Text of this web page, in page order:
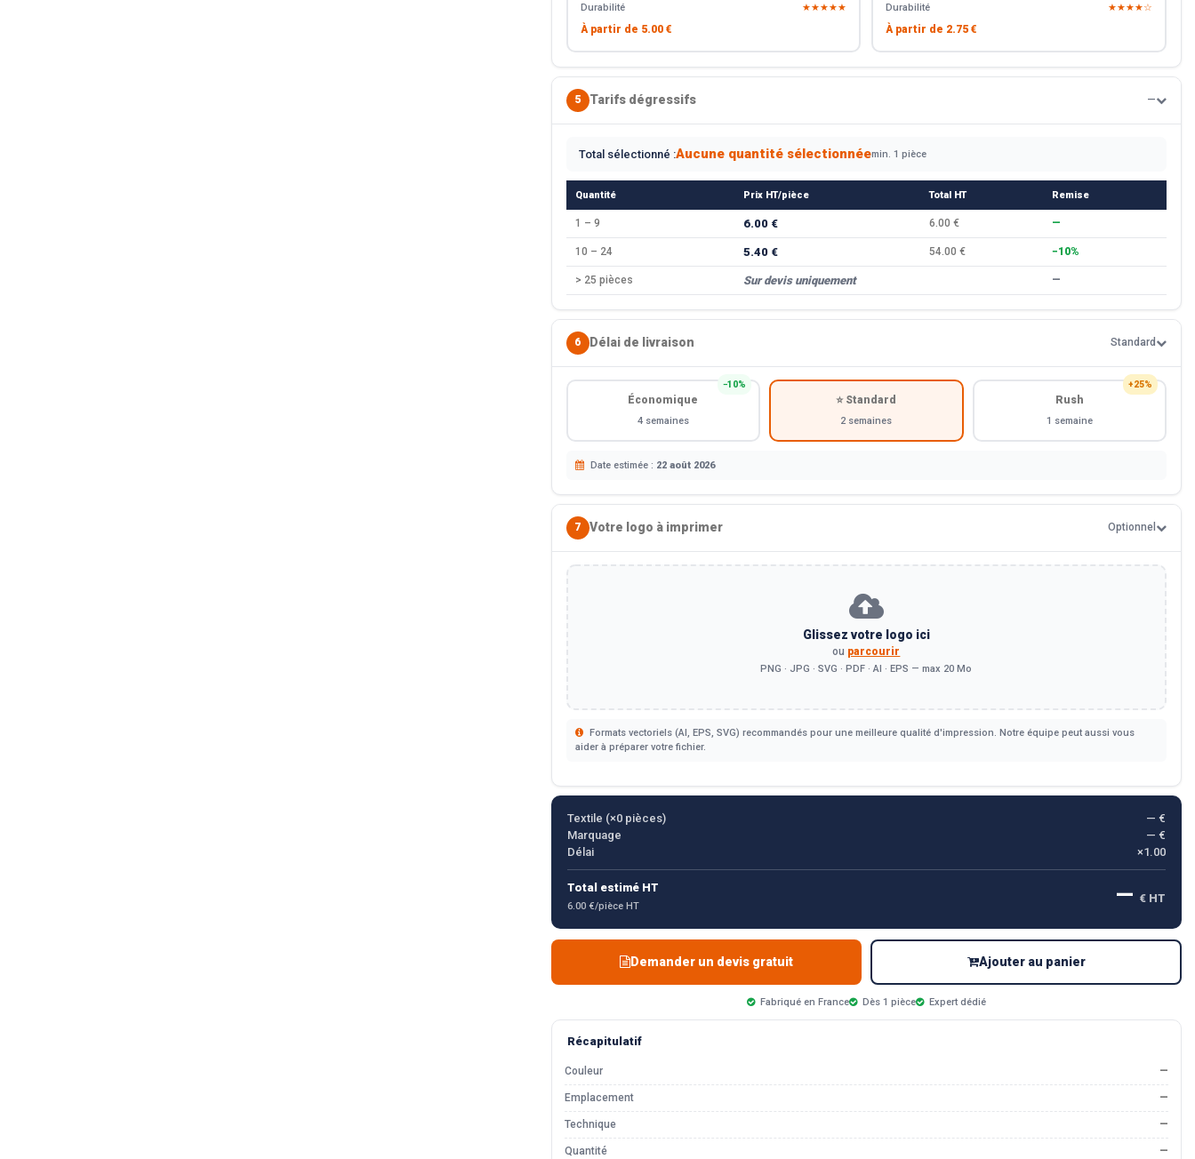
Durabilité
★★★★★
À partir de 5.00 €
Durabilité
★★★★☆
À partir de 2.75 €
5 Tarifs dégressifs —
Total sélectionné :Aucune quantité sélectionnéemin. 1 pièce
Quantité Prix HT/pièce Total HT Remise
1 – 9 6.00 € 6.00 € —
10 – 24 5.40 € 54.00 € −10%
> 25 pièces Sur devis uniquement —
6 Délai de livraison Standard
−10%
Économique
4 semaines
⭐ Standard
2 semaines
+25%
Rush
1 semaine
Date estimée : 22 août 2026
7 Votre logo à imprimer Optionnel
Glissez votre logo ici
ou parcourir
PNG · JPG · SVG · PDF · AI · EPS — max 20 Mo
Formats vectoriels (AI, EPS, SVG) recommandés pour une meilleure qualité d'impression. Notre équipe peut aussi vous
aider à préparer votre fichier.
Textile (×0pièces)
— €
Marquage
— €
Délai
×1.00
Total estimé HT
6.00 €/pièce HT — € HT
Demander un devis gratuit Ajouter au panier
Fabriqué en France Dès 1 pièce Expert dédié
Récapitulatif
Couleur —
Emplacement —
Technique —
Quantité —